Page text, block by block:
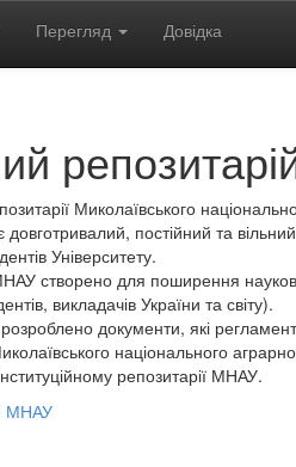
Перегляд Довідка
Миколаївського
постійний та
Університету.
створено для поширення
викладачів України та світу).
документи, які
національного
репозитарії МНАУ.
МНАУ